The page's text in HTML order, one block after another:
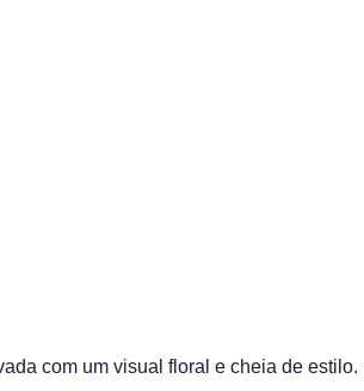
com um visual floral e cheia de estilo.